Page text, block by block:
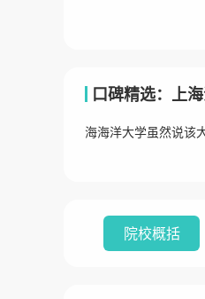
口碑精选：上
海海洋大学虽然说该
院校概括